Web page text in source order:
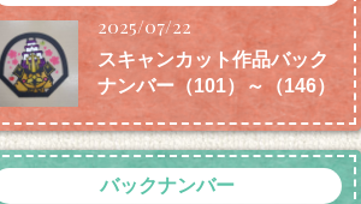
2025/07/22
スキャンカット作品バック
ナンバー（101）～（146）
バックナンバー